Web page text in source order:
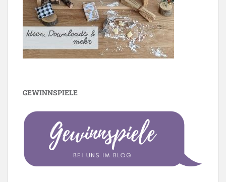
GEWINNSPIELE